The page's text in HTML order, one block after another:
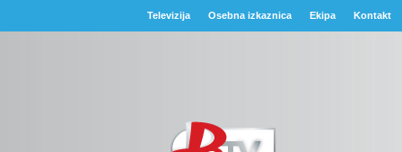
Televizija Osebna izkaznica Ekipa Kontakt